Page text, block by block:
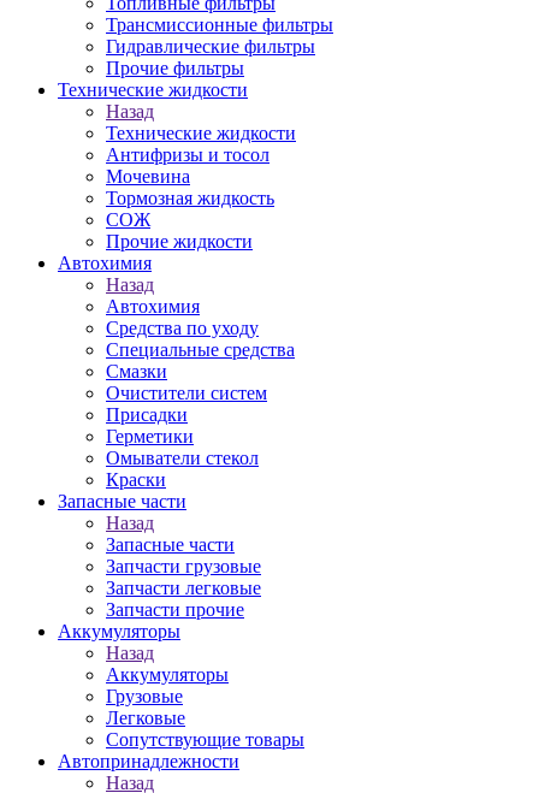
Трансмиссионные фильтры
Гидравлические фильтры
Прочие фильтры
Технические жидкости
Назад
Технические жидкости
Антифризы и тосол
Мочевина
Тормозная жидкость
СОЖ
Прочие жидкости
Автохимия
Назад
Автохимия
Средства по уходу
Специальные средства
Смазки
Очистители систем
Присадки
Герметики
Омыватели стекол
Краски
Запасные части
Назад
Запасные части
Запчасти грузовые
Запчасти легковые
Запчасти прочие
Аккумуляторы
Назад
Аккумуляторы
Грузовые
Легковые
Сопутствующие товары
Автопринадлежности
Назад